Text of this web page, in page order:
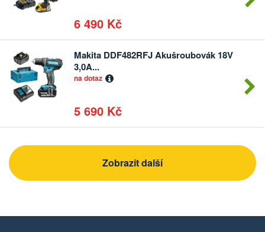
6 490 Kč
Makita DDF482RFJ Akušroubovák 18V
3,0A...
na dotaz
5 690 Kč
Počet
Zobrazit další